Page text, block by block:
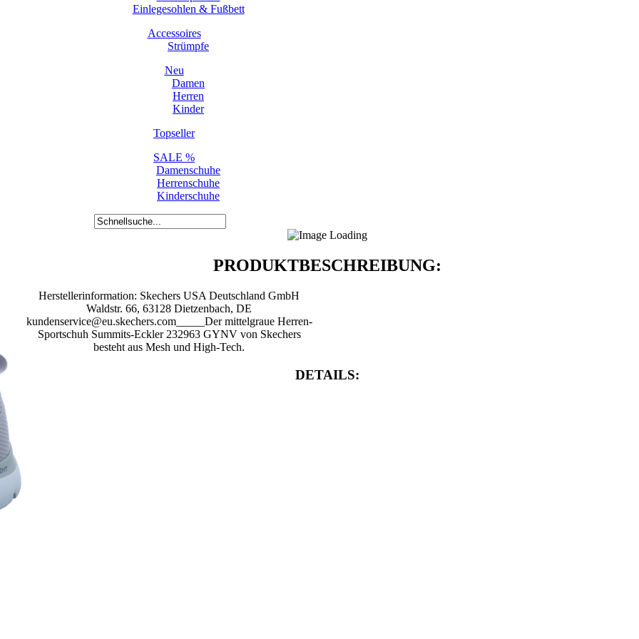
Einlegesohlen & Fußbett
Accessoires
Strümpfe
Neu
Damen
Herren
Kinder
Topseller
SALE %
Damenschuhe
Herrenschuhe
Kinderschuhe
PRODUKTBESCHREIBUNG:
Herstellerinformation: Skechers USA Deutschland GmbH
Waldstr. 66, 63128 Dietzenbach, DE
kundenservice@eu.skechers.com_____Der mittelgraue Herren-
Sportschuh Summits-Eckler 232963 GYNV von Skechers
besteht aus Mesh und High-Tech.
DETAILS: